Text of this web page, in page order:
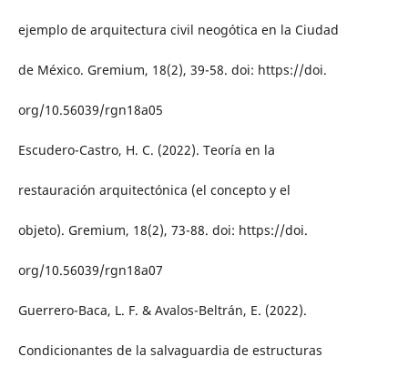
ejemplo de arquitectura civil neogótica en la Ciudad
de México. Gremium, 18(2), 39-58. doi: https://doi.
org/10.56039/rgn18a05
Escudero-Castro, H. C. (2022). Teoría en la
restauración arquitectónica (el concepto y el
objeto). Gremium, 18(2), 73-88. doi: https://doi.
org/10.56039/rgn18a07
Guerrero-Baca, L. F. & Avalos-Beltrán, E. (2022).
Condicionantes de la salvaguardia de estructuras